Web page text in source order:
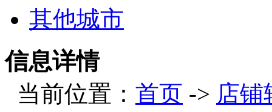
其他城市
信息详情
当前位置： 首页 -> 店铺